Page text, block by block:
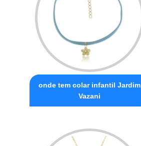
onde tem colar infantil Jardim
Vazani